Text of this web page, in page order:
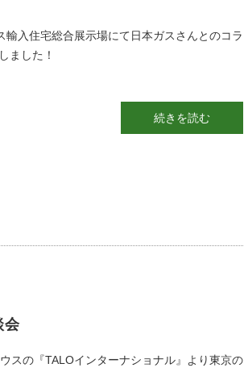
入住宅総合展示場にて日本ガスさんとのコラ
ました！
続きを読む
会
スの『TALOインターナショナル』より東京の